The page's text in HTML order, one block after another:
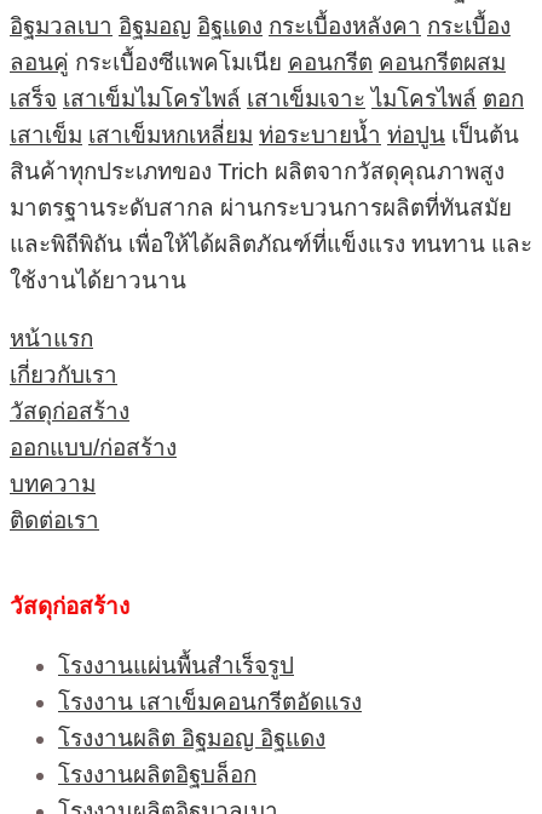
อิฐมวลเบา อิฐมอญ อิฐแดง กระเบื้องหลังคา กระเบื้อง
ลอนคู่ กระเบื้องซีแพคโมเนีย คอนกรีต คอนกรีตผสม
เสร็จ เสาเข็มไมโครไพล์ เสาเข็มเจาะ ไมโครไพล์ ตอก
เสาเข็ม เสาเข็มหกเหลี่ยม ท่อระบายน้ำ ท่อปูน เป็นต้น
สินค้าทุกประเภทของ Trich ผลิตจากวัสดุคุณภาพสูง
มาตรฐานระดับสากล ผ่านกระบวนการผลิตที่ทันสมัย
และพิถีพิถัน เพื่อให้ได้ผลิตภัณฑ์ที่แข็งแรง ทนทาน และ
ใช้งานได้ยาวนาน
หน้าแรก
เกี่ยวกับเรา
วัสดุก่อสร้าง
ออกแบบ/ก่อสร้าง
บทความ
ติดต่อเรา
วัสดุก่อสร้าง
โรงงานแผ่นพื้นสำเร็จรูป
โรงงาน เสาเข็มคอนกรีตอัดแรง
โรงงานผลิต อิฐมอญ อิฐแดง
โรงงานผลิตอิฐบล็อก